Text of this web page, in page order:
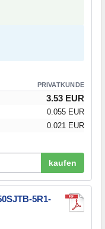
PRIVATKUNDE
3.53 EUR
0.055 EUR
0.021 EUR
kaufen
5R1-